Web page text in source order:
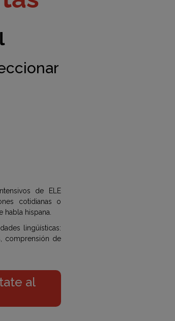
de ELE
cotidianas o
hispana.
lingüísticas:
comprensión de
al